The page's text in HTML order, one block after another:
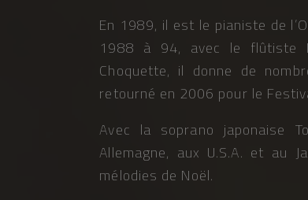
En 1989, il est le pianiste de
1988 à 94, avec le flûtiste
Choquette, il donne de
retourné en 2006 pour le
Avec la soprano japonaise
Allemagne, aux U.S.A. et au
mélodies de Noël.